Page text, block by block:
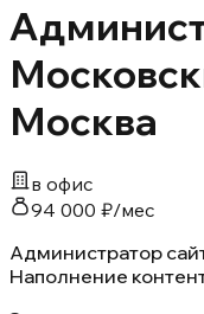
Москва
в офис
94 000 ₽/мес
Администратор
Наполнение